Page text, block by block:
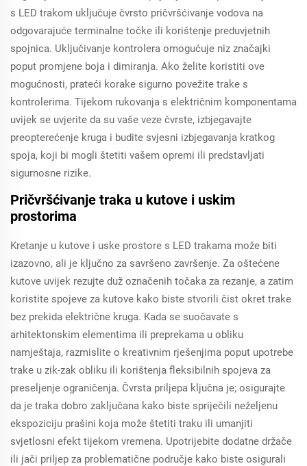
s LED trakom uključuje čvrsto pričvršćivanje vodova na
odgovarajuće terminalne točke ili korištenje preduvjetnih
spojnica. Uključivanje kontrolera omogućuje niz značajki
poput promjene boja i dimiranja. Ako želite koristiti ove
mogućnosti, prateći korake sigurno povežite trake s
kontrolerima. Tijekom rukovanja s električnim komponentama
uvijek se uvjerite da su vaše veze čvrste, izbjegavajte
preopterećenje kruga i budite svjesni izbjegavanja kratkog
spoja, koji bi mogli štetiti vašem opremi ili predstavljati
sigurnosne rizike.
Pričvršćivanje traka u kutove i uskim
prostorima
Kretanje u kutove i uske prostore s LED trakama može biti
izazovno, ali je ključno za savršeno završenje. Za oštećene
kutove uvijek rezujte duž označenih točaka za rezanje, a zatim
koristite spojeve za kutove kako biste stvorili čist okret trake
bez prekida električne kruga. Kada se suočavate s
arhitektonskim elementima ili preprekama u obliku
namještaja, razmislite o kreativnim rješenjima poput upotrebe
trake u zik-zak obliku ili korištenja fleksibilnih spojeva za
preseljenje ograničenja. Čvrsta priljepa ključna je; osigurajte
da je traka dobro zaključana kako biste spriječili neželjenu
ekspoziciju prašini koja može štetiti traku ili umanjiti
svjetlosni efekt tijekom vremena. Upotrijebite dodatne držače
ili jači priljep za problematične područje kako biste osigurali